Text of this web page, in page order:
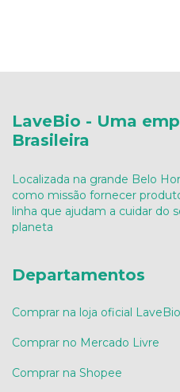
LaveBio - Uma
Brasileira
Localizada na grande Belo
como missão fornecer
linha que ajudam a cuidar do
planeta
Departamentos
Comprar na loja oficial LaveBio
Comprar no Mercado Livre
Comprar na Shopee